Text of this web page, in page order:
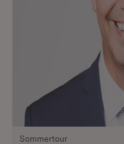
Sommertour